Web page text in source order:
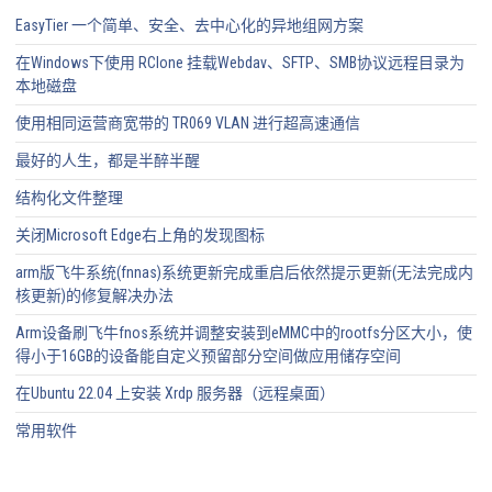
EasyTier 一个简单、安全、去中心化的异地组网方案
在Windows下使用 RClone 挂载Webdav、SFTP、SMB协议远程目录为
本地磁盘
使用相同运营商宽带的 TR069 VLAN 进行超高速通信
最好的人生，都是半醉半醒
结构化文件整理
关闭Microsoft Edge右上角的发现图标
arm版飞牛系统(fnnas)系统更新完成重启后依然提示更新(无法完成内
核更新)的修复解决办法
Arm设备刷飞牛fnos系统并调整安装到eMMC中的rootfs分区大小，使
得小于16GB的设备能自定义预留部分空间做应用储存空间
在Ubuntu 22.04 上安装 Xrdp 服务器（远程桌面）
常用软件